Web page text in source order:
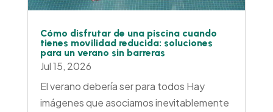
Cómo disfrutar de una piscina cuando
tienes movilidad reducida: soluciones
para un verano sin barreras
Jul 15, 2026
El verano debería ser para todos Hay
imágenes que asociamos inevitablemente